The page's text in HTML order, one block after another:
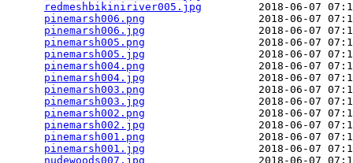
redmeshbikiniriver005.jpg
2018-06-07
pinemarsh006.png
2018-06-07
pinemarsh006.jpg
2018-06-07
pinemarsh005.png
2018-06-07
pinemarsh005.jpg
2018-06-07
pinemarsh004.png
2018-06-07
pinemarsh004.jpg
2018-06-07
pinemarsh003.png
2018-06-07
pinemarsh003.jpg
2018-06-07
pinemarsh002.png
2018-06-07
pinemarsh002.jpg
2018-06-07
pinemarsh001.png
2018-06-07
pinemarsh001.jpg
2018-06-07
nudewoods007.jpg
2018-06-07